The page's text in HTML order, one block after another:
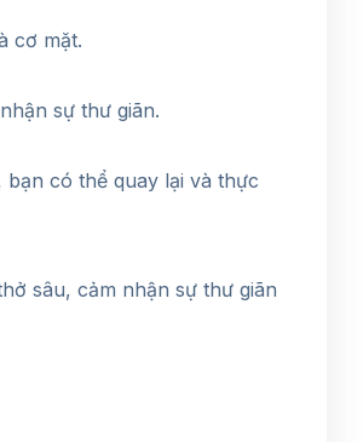
cơ mặt.
sự thư giãn.
có thể quay lại và thực
sâu, cảm nhận sự thư giãn